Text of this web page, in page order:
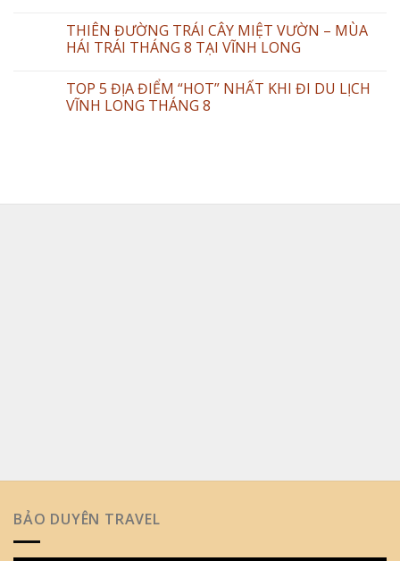
THIÊN ĐƯỜNG TRÁI CÂY MIỆT VƯỜN – MÙA
HÁI TRÁI THÁNG 8 TẠI VĨNH LONG
TOP 5 ĐỊA ĐIỂM “HOT” NHẤT KHI ĐI DU LỊCH
VĨNH LONG THÁNG 8
BẢO DUYÊN TRAVEL